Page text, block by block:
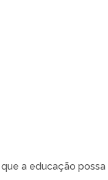
a educação possa